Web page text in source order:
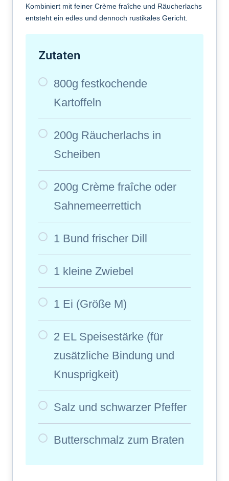
Kombiniert mit feiner Crème fraîche und Räucherlachs
entsteht ein edles und dennoch rustikales Gericht.
Zutaten
800g festkochende
Kartoffeln
200g Räucherlachs in
Scheiben
200g Crème fraîche oder
Sahnemeerrettich
1 Bund frischer Dill
1 kleine Zwiebel
1 Ei (Größe M)
2 EL Speisestärke (für
zusätzliche Bindung und
Knusprigkeit)
Salz und schwarzer Pfeffer
Butterschmalz zum Braten